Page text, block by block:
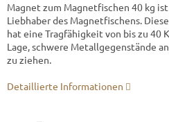
Magnet zum Magnetfischen 40 kg
Liebhaber des Magnetfischens.
hat eine Tragfähigkeit von bis zu 40
Lage, schwere Metallgegenstände
zu ziehen.
Detaillierte Informationen